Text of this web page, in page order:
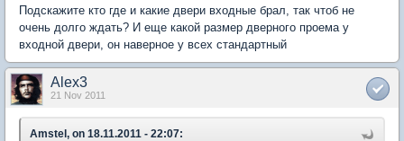
Подскажите кто где и какие двери входные брал, так чтоб не
очень долго ждать? И еще какой размер дверного проема у
входной двери, он наверное у всех стандартный
Alex3
21 Nov 2011
Amstel, on 18.11.2011 - 22:07: